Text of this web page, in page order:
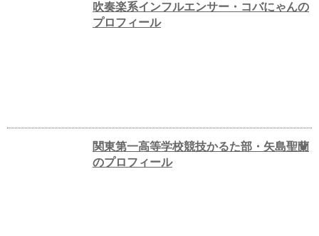
吹奏楽系インフルエンサー・コバにゃんの
プロフィール
関東第一高等学校競技かるた部・矢島聖蘭
のプロフィール